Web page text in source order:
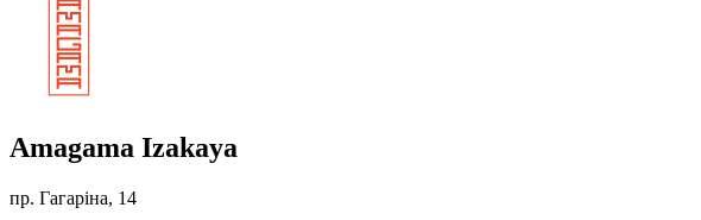
Amagama Izakaya
пр. Гагаріна, 14